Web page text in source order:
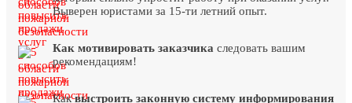
Выверен юристами за 15-ти летний опыт.
Как мотивировать заказчика следовать вашим
рекомендациям!
Каквыстроить законную систему информирования